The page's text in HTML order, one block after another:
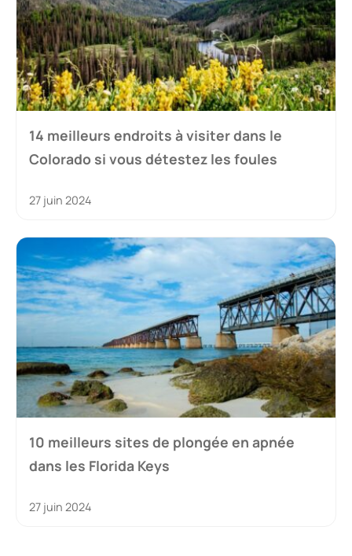
14 meilleurs endroits à visiter dans le
Colorado si vous détestez les foules
27 juin 2024
10 meilleurs sites de plongée en apnée
dans les Florida Keys
27 juin 2024